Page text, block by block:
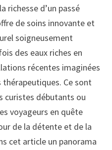
richesse d’un passé
de soins innovante et
soigneusement
des eaux riches en
récentes imaginées
Ce sont
curistes débutants ou
voyageurs en quête
de la détente et de la
cet article un panorama